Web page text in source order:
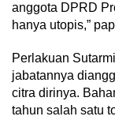
anggota DPRD
hanya utopis,”
Perlakuan
jabatannya
citra dirinya.
tahun salah satu